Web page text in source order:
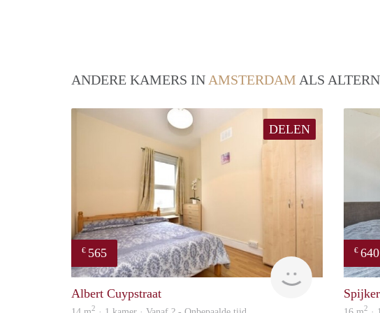
ANDERE KAMERS IN AMSTERDAM ALS
DELEN
€ 565
Albert Cuypstraat
2
€ 640
2